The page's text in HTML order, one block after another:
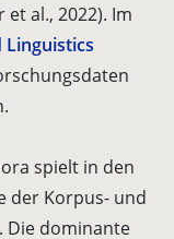
al., 2022). Im
Linguistics
spielt in den
der Korpus- und
Die dominante